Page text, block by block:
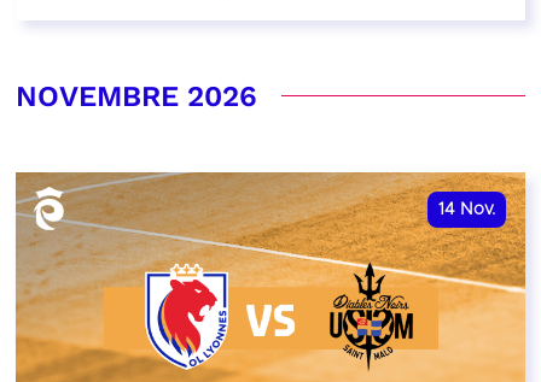
NOVEMBRE 2026
14 Nov.